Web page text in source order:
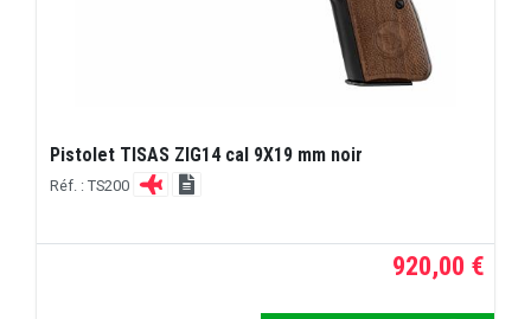
Pistolet TISAS ZIG14 cal 9X19 mm noir
Réf. : TS200
920,00 €